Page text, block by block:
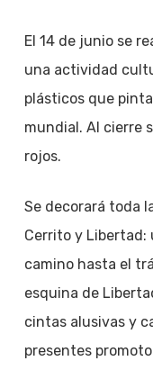
El 14 de junio se
una actividad
plásticos que
mundial. Al cierre
rojos.
Se decorará toda
Cerrito y Libertad:
camino hasta el
esquina de
cintas alusivas y
presentes